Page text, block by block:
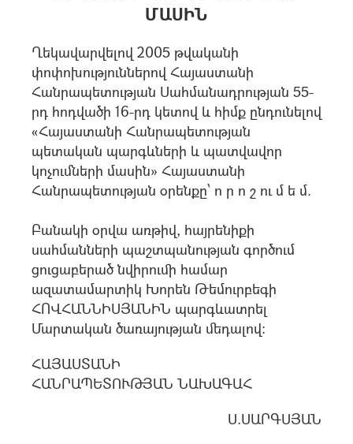
ՄԱՍԻՆ
Ղեկավարվելով 2005 թվականի
փոփոխություններով Հայաստանի
Հանրապետության Սահմանադրության 55-
րդ հոդվածի 16-րդ կետով և հիմք ընդունելով
«Հայաստանի Հանրապետության
պետական պարգևների և պատվավոր
կոչումների մասին» Հայաստանի
Հանրապետության օրենքը՝ ո ր ո շ ու մ ե մ.
Բանակի օրվա առթիվ, հայրենիքի
սահմանների պաշտպանության գործում
ցուցաբերած նվիրումի համար
ազատամարտիկ Խորեն Թեմուրբեգի
ՀՈՎՀԱՆՆԻՍՅԱՆԻՆ պարգևատրել
Մարտական ծառայության մեդալով:
ՀԱՅԱՍՏԱՆԻ
ՀԱՆՐԱՊԵՏՈՒԹՅԱՆ ՆԱԽԱԳԱՀ
Ս.ՍԱՐԳՍՅԱՆ